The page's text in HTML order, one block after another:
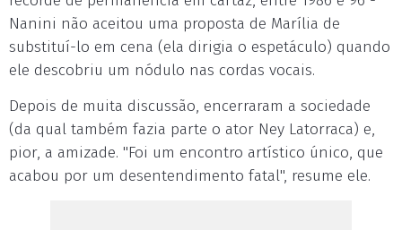
Nanini não aceitou uma proposta de Marília de
substituí-lo em cena (ela dirigia o espetáculo) quando
ele descobriu um nódulo nas cordas vocais.
Depois de muita discussão, encerraram a sociedade
(da qual também fazia parte o ator Ney Latorraca) e,
pior, a amizade. "Foi um encontro artístico único, que
acabou por um desentendimento fatal", resume ele.